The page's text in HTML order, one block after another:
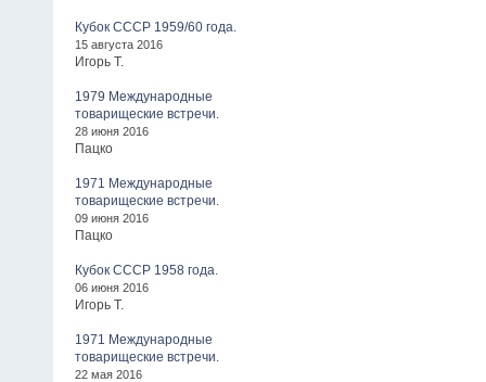
Кубок СССР 1959/60 года.
15 августа 2016
Игорь Т.
1979 Международные
товарищеские встречи.
28 июня 2016
Пацко
1971 Международные
товарищеские встречи.
09 июня 2016
Пацко
Кубок СССР 1958 года.
06 июня 2016
Игорь Т.
1971 Международные
товарищеские встречи.
22 мая 2016